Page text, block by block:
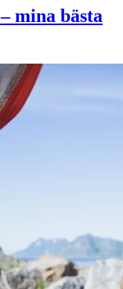
mina bästa